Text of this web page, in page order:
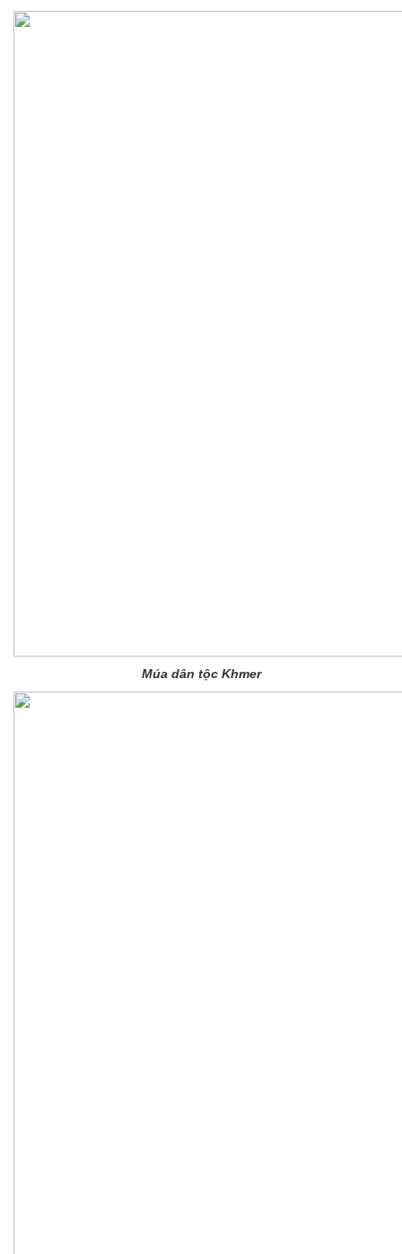
Múa dân tộc Khmer